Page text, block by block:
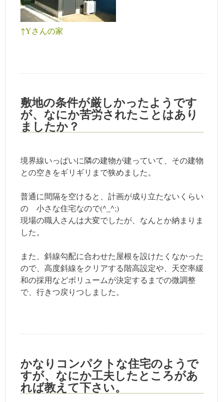
↑Yさんの家
敷地の条件が厳しかったようです
が、なにか苦労されたことはあり
ましたか？
境界線いっぱいに隣の建物が建っていて、その建物
との空きをギリギリまで狭めました。
普通に間隔を空けると、計画が成り立たないくらい
の 小さな住宅なので(^_^;)
現場の職人さんは大変でしたが、なんとか納まりま
した。
また、斜線勾配に合わせた屋根を設けたくなかった
ので、高度斜線をクリアする階高設定や、天空率緩
和の採用などボリュームが決定するまでの微調整
で、行きつ戻りつしました。
かなりコンパクトな住宅のようで
すが、なにか工夫したところがあ
れば教えて下さい。